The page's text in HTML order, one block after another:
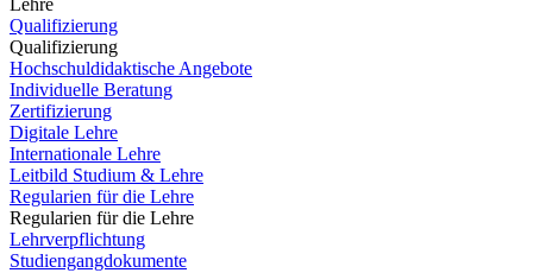
Lehre
Qualifizierung
Qualifizierung
Hochschuldidaktische Angebote
Individuelle Beratung
Zertifizierung
Digitale Lehre
Internationale Lehre
Leitbild Studium & Lehre
Regularien für die Lehre
Regularien für die Lehre
Lehrverpflichtung
Studiengangdokumente